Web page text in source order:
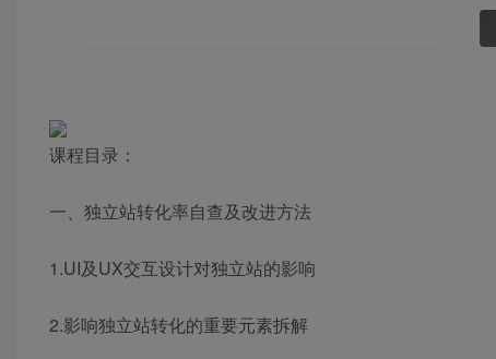
课程目录：
一、独立站转化率自查及改进方法
1.UI及UX交互设计对独立站的影响
2.影响独立站转化的重要元素拆解